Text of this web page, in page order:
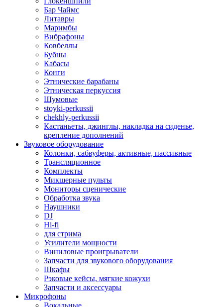
Бар Чаймс
Литавры
Маримбы
Вибрафоны
Ковбеллы
Бубны
Кабасы
Конги
Этнические барабаны
Этническая перкуссия
Шумовые
stoyki-perkussii
chekhly-perkussii
Кастаньеты, джинглы, накладка на сиденье,
крепление дополнений
Звуковое оборудование
Колонки, сабвуферы, активные, пассивные
Трансляционное
Комплекты
Микшерные пульты
Мониторы сценические
Обработка звука
Наушники
DJ
Hi-fi
для стрима
Усилители мощности
Виниловые проигрыватели
Запчасти для звукового оборудования
Шкафы
Рэковые кейсы, мягкие кожухи
Запчасти и аксессуары
Микрофоны
Вокальные